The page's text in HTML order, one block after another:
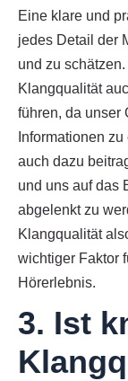
Eine klare und
jedes Detail der
und zu
Klangqualität
führen, da unser
Informationen
auch dazu
und uns auf das
abgelenkt zu
Klangqualität
wichtiger Faktor
Hörerlebnis.
3. Ist